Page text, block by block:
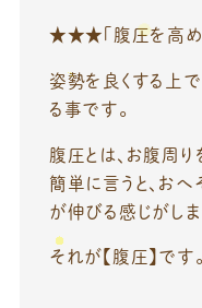
★★★「腹圧を高
姿勢を良くする上
る事です。
腹圧とは、お腹周
簡単に言うと、お
が伸びる感じがし
それが【腹圧】です。